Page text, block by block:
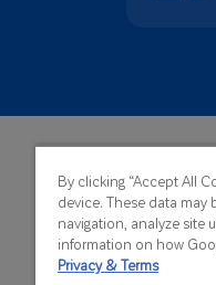
By clicking “Accept All
device. These data
navigation, analyze site
information on how
Privacy & Terms